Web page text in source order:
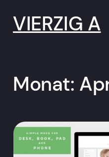
Inhalt
springenVIERZIG A
Monat: